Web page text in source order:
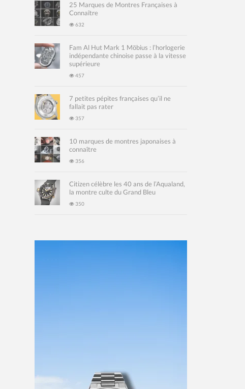
25 Marques de Montres Françaises à
Connaître
632
Fam Al Hut Mark 1 Möbius : l’horlogerie
indépendante chinoise passe à la vitesse
supérieure
457
7 petites pépites françaises qu’il ne
fallait pas rater
357
10 marques de montres japonaises à
connaître
356
Citizen célèbre les 40 ans de l’Aqualand,
la montre culte du Grand Bleu
350